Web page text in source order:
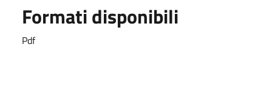
Formati disponibili
Pdf